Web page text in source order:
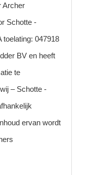
Archer
Schotte -
toelating: 047918
BV en heeft
te
– Schotte -
ervan wordt